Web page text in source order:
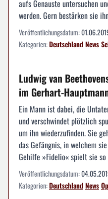
aufs Genauste untersuchen
werden. Gern bestärken sie
Veröffentlichungsdatum:
Kategorien:DeutschlandNews
Ludwig van
im Gerhart-
Ein Mann ist dabei, die
und verschwindet plötzlich
um ihn wiederzufinden. Sie
das Gefängnis, in welchem
Gehilfe »Fidelio« spielt sie
Veröffentlichungsdatum:
Kategorien:DeutschlandNews